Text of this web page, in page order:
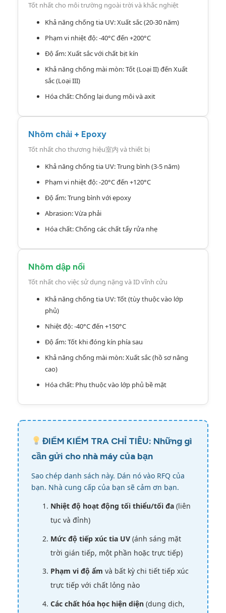
Tốt nhất cho môi trường ngoài trời và khắc nghiệt
Khả năng chống tia UV: Xuất sắc (20-30 năm)
Phạm vi nhiệt độ: -40°C đến +200°C
Độ ẩm: Xuất sắc với chất bịt kín
Khả năng chống mài mòn: Tốt (Loại II) đến Xuất
sắc (Loại III)
Hóa chất: Chống lại dung môi và axit
Nhôm chải + Epoxy
Tốt nhất cho thương hiệu室内 và thiết bị
Khả năng chống tia UV: Trung bình (3-5 năm)
Phạm vi nhiệt độ: -20°C đến +120°C
Độ ẩm: Trung bình với epoxy
Abrasion: Vừa phải
Hóa chất: Chống các chất tẩy rửa nhẹ
Nhôm dập nổi
Tốt nhất cho việc sử dụng nặng và ID vĩnh cửu
Khả năng chống tia UV: Tốt (tùy thuộc vào lớp
phủ)
Nhiệt độ: -40°C đến +150°C
Độ ẩm: Tốt khi đóng kín phía sau
Khả năng chống mài mòn: Xuất sắc (hồ sơ nâng
cao)
Hóa chất: Phụ thuộc vào lớp phủ bề mặt
ĐIỂM KIỂM TRA CHỈ TIÊU: Những gì
cần gửi cho nhà máy của bạn
Sao chép danh sách này. Dán nó vào RFQ của
bạn. Nhà cung cấp của bạn sẽ cảm ơn bạn.
Nhiệt độ hoạt động tối thiểu/tối đa (liên
tục và đỉnh)
Mức độ tiếp xúc tia UV (ánh sáng mặt
trời gián tiếp, một phần hoặc trực tiếp)
Phạm vi độ ẩm và bất kỳ chi tiết tiếp xúc
trực tiếp với chất lỏng nào
Các chất hóa học hiện diện (dung dịch,